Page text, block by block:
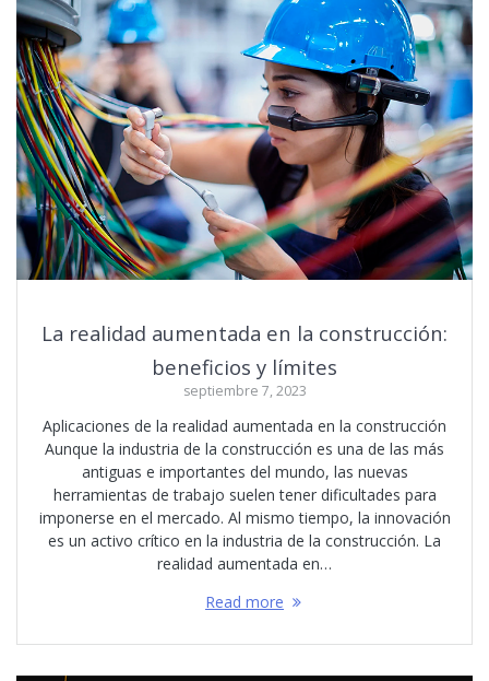
La realidad aumentada en la construcción:
beneficios y límites
septiembre 7, 2023
Aplicaciones de la realidad aumentada en la construcción
Aunque la industria de la construcción es una de las más
antiguas e importantes del mundo, las nuevas
herramientas de trabajo suelen tener dificultades para
imponerse en el mercado. Al mismo tiempo, la innovación
es un activo crítico en la industria de la construcción. La
realidad aumentada en…
Read more